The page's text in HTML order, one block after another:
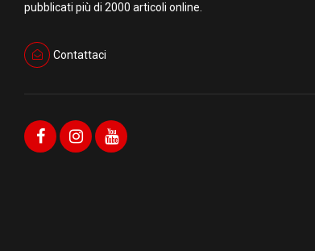
pubblicati più di 2000 articoli online.
Contattaci